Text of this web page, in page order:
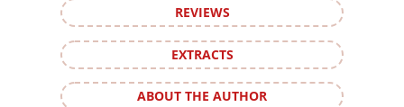
REVIEWS
EXTRACTS
ABOUT THE AUTHOR